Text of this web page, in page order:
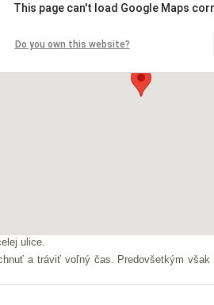
This page can't load Google Maps
Do you own this website?
ulice.
a tráviť voľný čas. Predovšetkým